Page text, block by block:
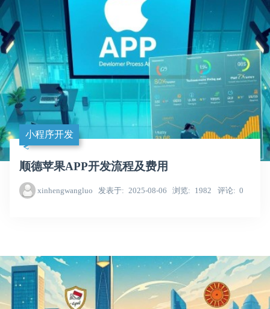
小程序开发
顺德苹果APP开发流程及费用
xinhengwangluo 发表于 2025-08-06 浏览 1982 评论 0